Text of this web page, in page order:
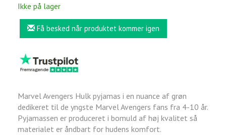
Ikke på lager
Få besked når produktet kommer igen
Marvel Avengers Hulk pyjamas i en nuance af grøn
dedikeret til de yngste Marvel Avengers fans fra 4-10 år.
Pyjamassen er produceret i bomuld af høj kvalitet så
materialet er åndbart for hudens komfort.